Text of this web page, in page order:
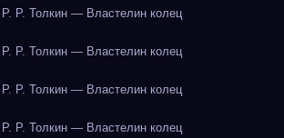
Р. Толкин — Властелин колец
Р. Толкин — Властелин колец
Р. Толкин — Властелин колец
Р. Толкин — Властелин колец